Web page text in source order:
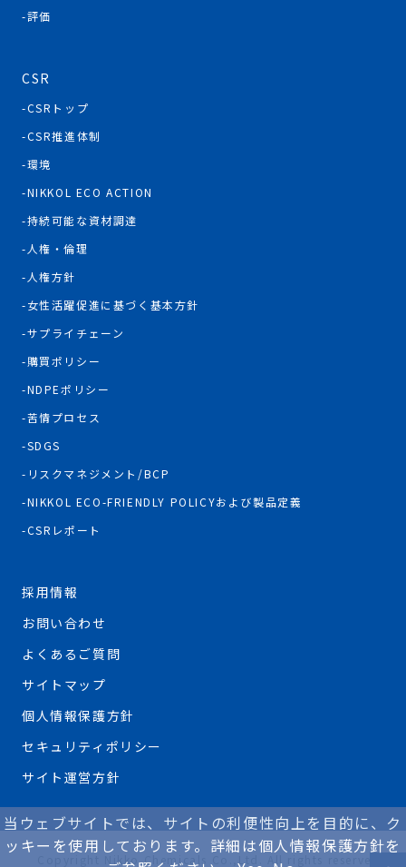
評価
CSR
CSRトップ
CSR推進体制
環境
NIKKOL ECO ACTION
持続可能な資材調達
人権・倫理
人権方針
女性活躍促進に基づく基本方針
サプライチェーン
購買ポリシー
NDPEポリシー
苦情プロセス
SDGS
リスクマネジメント/BCP
NIKKOL ECO-FRIENDLY POLICYおよび製品定義
CSRレポート
採用情報
お問い合わせ
よくあるご質問
サイトマップ
個人情報保護方針
セキュリティポリシー
サイト運営方針
Copyright Nikko Chemicals Co.,Ltd. All rights reserved.
当ウェブサイトでは、サイトの利便性向上を目的に、ク
ッキーを使用しております。詳細は個人情報保護方針を